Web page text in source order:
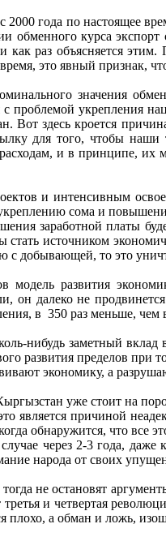
года по настоящее
курса экспорт
раз объясняется
это явный признак,
значения
проблемой укрепления
Вот здесь кроется
для того, чтобы
и в принципе,
и интенсивным
сома и
заработной платы
источником
добывающей, то это
развития
он далеко не
в 350 раз меньше,
нибудь заметный
развития пределов
экономику, а
уже стоит на
является причиной
обнаружится, что
через 2-3 года,
народа от своих
не остановят
и четвертая
плохо, а обман и ложь,